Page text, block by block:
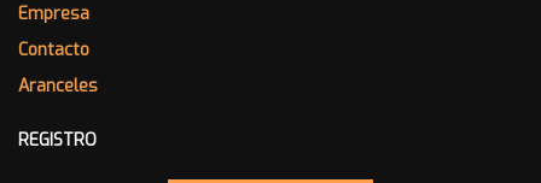
Empresa
Contacto
Aranceles
REGISTRO